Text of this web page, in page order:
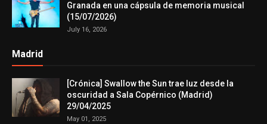
Granada en una cápsula de memoria musical
(15/07/2026)
July 16, 2026
Madrid
[Crónica] Swallow the Sun trae luz desde la
oscuridad a Sala Copérnico (Madrid)
29/04/2025
May 01, 2025